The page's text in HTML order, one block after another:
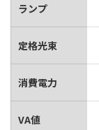
ランプ
定格光束
消費電力
VA値